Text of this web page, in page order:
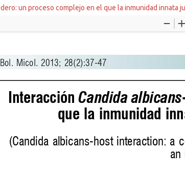
un proceso complejo en el que la inmunidad innata